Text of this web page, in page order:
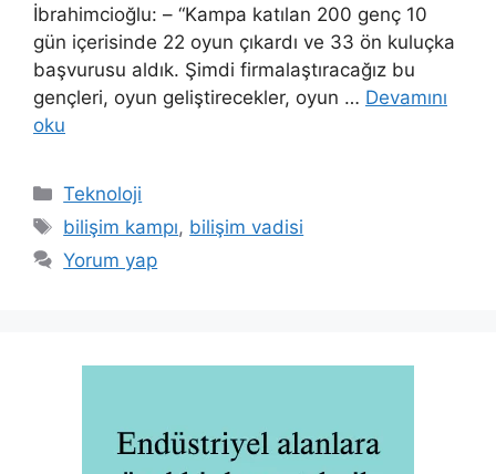
İbrahimcioğlu: – “Kampa katılan 200 genç 10
gün içerisinde 22 oyun çıkardı ve 33 ön kuluçka
başvurusu aldık. Şimdi firmalaştıracağız bu
gençleri, oyun geliştirecekler, oyun … Devamını
oku
Kategoriler
Teknoloji
Etiketler
bilişim kampı, bilişim vadisi
Yorum yap